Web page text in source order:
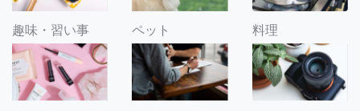
趣味・習い事 ペット 料理